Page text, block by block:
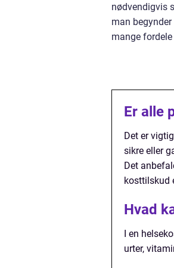
nødvendigvis
man
mange
Er alle
Det er
sikre eller
Det
kosttilskud
Hvad
I en
urter,